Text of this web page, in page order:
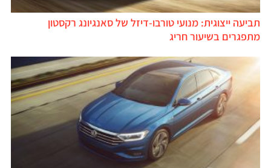
תביעה ייצוגית: מנועי טורבו-דיזל של סאנגיונג רקסטון
מתפגרים בשיעור חריג